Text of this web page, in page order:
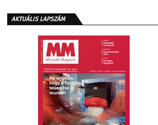
AKTUÁLIS LAPSZÁM